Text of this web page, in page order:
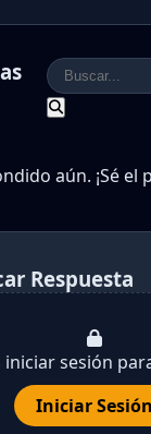
aún. ¡Sé el
Respuesta
iniciar sesión
Iniciar Sesión